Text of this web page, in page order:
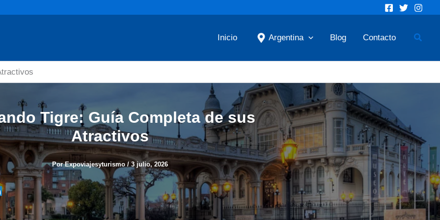
Inicio Argentina Blog Contacto
Tigre: Guía Completa de sus
Atractivos
PorExpoviajesyturismo /3 julio, 2026